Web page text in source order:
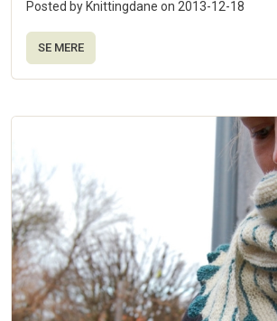
Posted by Knittingdane on 2013-12-18
SE MERE